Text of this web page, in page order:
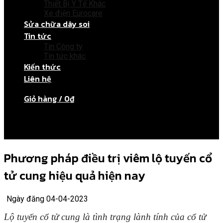
Thiết Bị Y Tế Khác
Xe điện Eurocare
Sửa chữa dây soi
Tin tức
Tin Công ty
Tin tức khác
Kiến thức
Liên hệ
Giỏ hàng / 0₫
Phương pháp điều trị viêm lộ tuyến cổ
tử cung hiệu quả hiện nay
Ngày đăng 04-04-2023
Lộ tuyến cổ tử cung là tình trạng lành tính của cổ tử